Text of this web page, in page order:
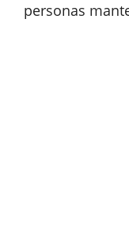
personas